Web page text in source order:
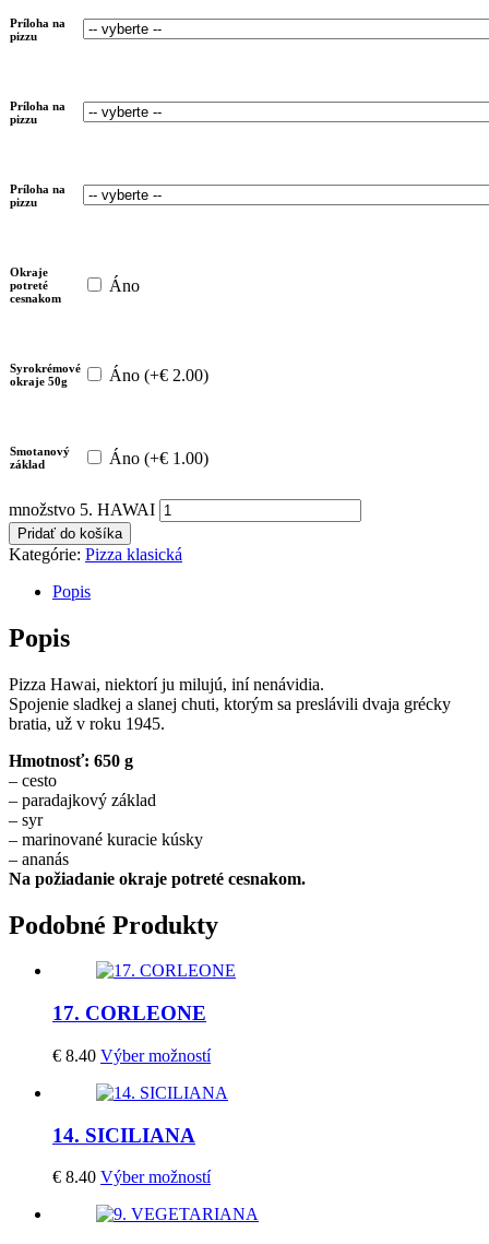
Príloha na
pizzu
Príloha na
pizzu
Príloha na
pizzu
Okraje
potreté
cesnakom
Áno
Syrokrémové
okraje 50g
Áno (+€ 2.00)
Smotanový
základ
Áno (+€ 1.00)
množstvo 5. HAWAI
Pridať do košíka
Kategórie: Pizza klasická
Popis
Popis
Pizza Hawai, niektorí ju milujú, iní nenávidia.
Spojenie sladkej a slanej chuti, ktorým sa preslávili dvaja grécky
bratia, už v roku 1945.
Hmotnosť: 650 g
– cesto
– paradajkový základ
– syr
– marinované kuracie kúsky
– ananás
Na požiadanie okraje potreté cesnakom.
Podobné Produkty
17. CORLEONE
€ 8.40 Výber možností
14. SICILIANA
€ 8.40 Výber možností